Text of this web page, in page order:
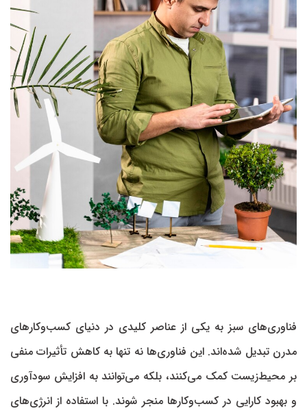
فناوری‌های سبز به یکی از عناصر کلیدی در دنیای کسب‌وکار‌های
مدرن تبدیل شده‌اند. این فناوری‌ها نه تنها به کاهش تأثیرات منفی
بر محیط‌زیست کمک می‌کنند، بلکه می‌توانند به افزایش سودآوری
و بهبود کارایی در کسب‌وکار‌ها منجر شوند. با استفاده از انرژی‌های